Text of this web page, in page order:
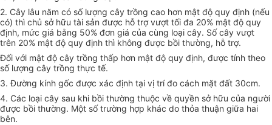
2. Cây lâu năm có số lượng cây trồng cao hơn mật độ quy định (nếu
có) thì chủ sở hữu tài sản được hỗ trợ vượt tối đa 20% mật độ quy
định, mức giá bằng 50% đơn giá của cùng loại cây. Số cây vượt
trên 20% mật độ quy định thì không được bồi thường, hỗ trợ.
Đối với mật độ cây trồng thấp hơn mật độ quy định, được tính theo
số lượng cây trồng thực tế.
3. Đường kính gốc được xác định tại vị trí đo cách mặt đất 30cm.
4. Các loại cây sau khi bồi thường thuộc về quyền sở hữu của người
được bồi thường. Một số trường hợp khác do thỏa thuận giữa hai
bên.